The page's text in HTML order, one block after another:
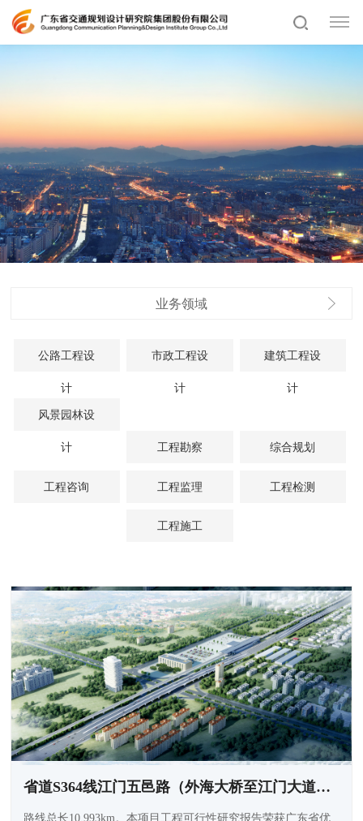
业务领域
公路工程设
计
市政工程设
计
建筑工程设
计
风景园林设
计 工程勘察 综合规划
工程咨询 工程监理 工程检测
工程施工
省道S364线江门五邑路（外海大桥至江门大道段）扩建工程
路线总长10.993km。本项目工程可行性研究报告荣获广东省优